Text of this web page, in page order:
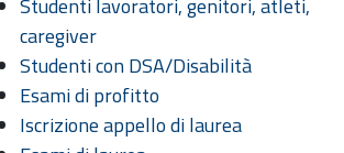
Studenti lavoratori, genitori, atleti,
caregiver
Studenti con DSA/Disabilità
Esami di profitto
Iscrizione appello di laurea